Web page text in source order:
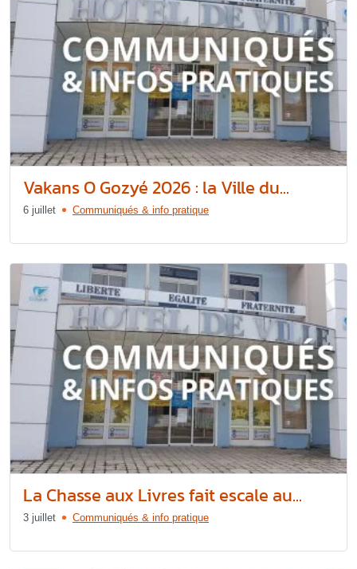
Vakans O Gozyé 2026 : la Ville du...
6 juillet Communiqués & info pratique
La Chasse aux Livres fait escale au...
3 juillet Communiqués & info pratique